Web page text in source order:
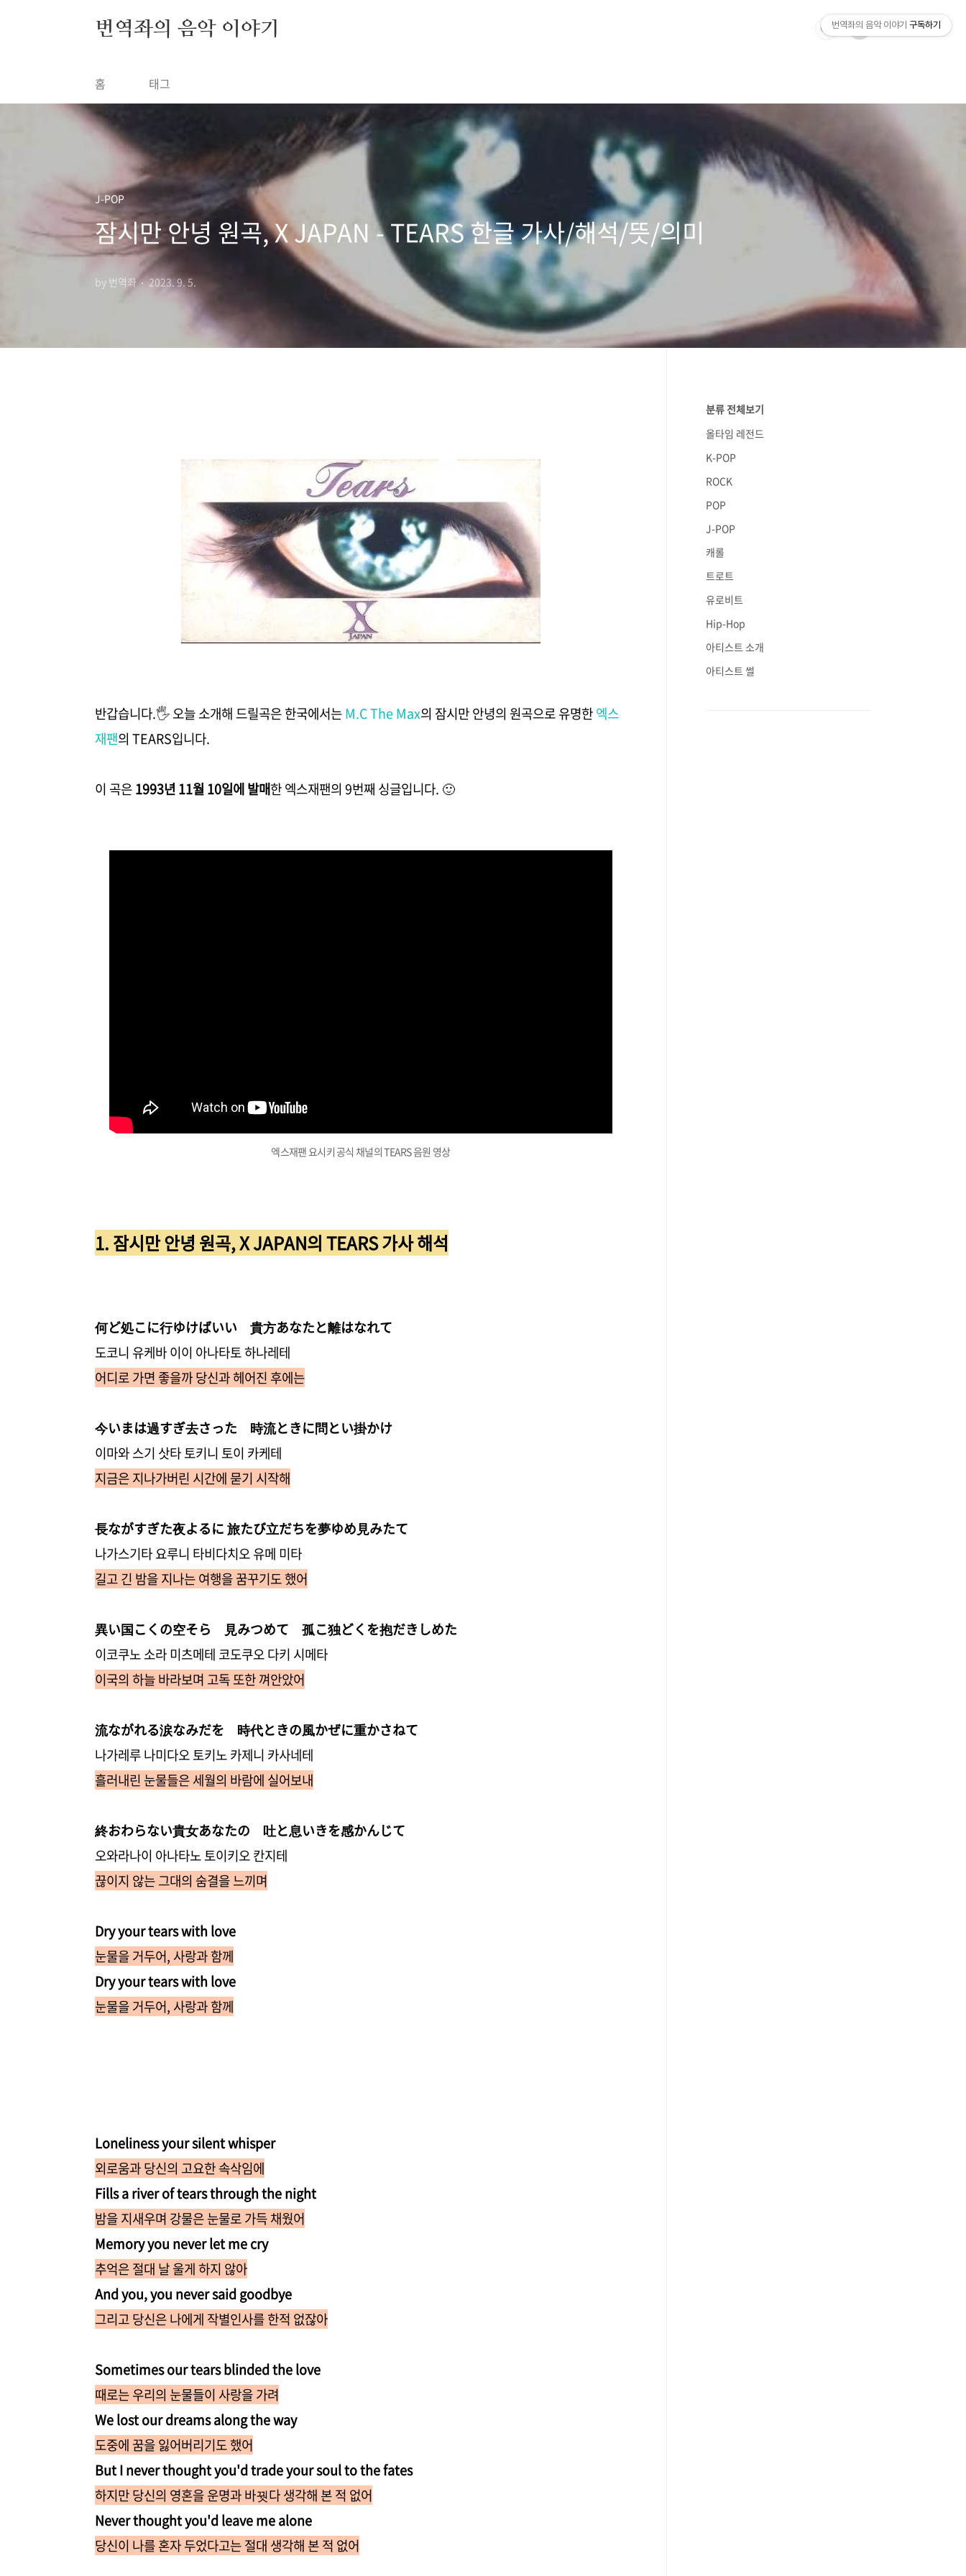
번역좌의 음악 이야기
홈 태그
J-POP
잠시만 안녕 원곡, X JAPAN - TEARS 한글 가사/해석/뜻/의미
by 번역좌 2023. 9. 5.
반갑습니다.🖐️ 오늘 소개해 드릴곡은 한국에서는M.C The Max의 잠시만 안녕의 원곡으로 유명한엑스
재팬의 TEARS입니다.
이 곡은1993년 11월 10일에 발매한 엑스재팬의 9번째 싱글입니다. 🙂
엑스재팬 요시키 공식 채널의 TEARS 음원 영상
1. 잠시만 안녕 원곡, X JAPAN의 TEARS 가사 해석
何ど処こに行ゆけばいい 貴方あなたと離はなれて
도코니 유케바 이이 아나타토 하나레테
어디로 가면 좋을까 당신과 헤어진 후에는
今いまは過すぎ去さった 時流ときに問とい掛かけ
이마와 스기 삿타 토키니 토이 카케테
지금은 지나가버린 시간에 묻기 시작해
長ながすぎた夜よるに 旅たび立だちを夢ゆめ見みたて
나가스기타 요루니 타비다치오 유메 미타
길고 긴 밤을 지나는 여행을 꿈꾸기도 했어
異い国こくの空そら 見みつめて 孤こ独どくを抱だきしめた
이코쿠노 소라 미츠메테 코도쿠오 다키 시메타
이국의 하늘 바라보며 고독 또한 껴안았어
流ながれる涙なみだを 時代ときの風かぜに重かさねて
나가레루 나미다오 토키노 카제니 카사네테
흘러내린 눈물들은 세월의 바람에 실어보내
終おわらない貴女あなたの 吐と息いきを感かんじて
오와라나이 아나타노 토이키오 칸지테
끊이지 않는 그대의 숨결을 느끼며
Dry your tears with love
눈물을 거두어, 사랑과 함께
Dry your tears with love
눈물을 거두어, 사랑과 함께
Loneliness your silent whisper
외로움과 당신의 고요한 속삭임에
Fills a river of tears through the night
밤을 지새우며 강물은 눈물로 가득 채웠어
Memory you never let me cry
추억은 절대 날 울게 하지 않아
And you, you never said goodbye
그리고 당신은 나에게 작별인사를 한적 없잖아
Sometimes our tears blinded the love
때로는 우리의 눈물들이 사랑을 가려
We lost our dreams along the way
도중에 꿈을 잃어버리기도 했어
But I never thought you'd trade your soul to the fates
하지만 당신의 영혼을 운명과 바꿧다 생각해 본 적 없어
Never thought you'd leave me alone
당신이 나를 혼자 두었다고는 절대 생각해 본 적 없어
분류 전체보기
올타임 레전드
K-POP
ROCK
POP
J-POP
캐롤
트로트
유로비트
Hip-Hop
아티스트 소개
아티스트 썰
번역좌의 음악 이야기 구독하기